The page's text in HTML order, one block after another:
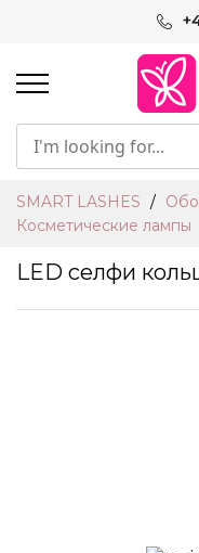
SMART LASHES
Косметические лампы
LED селфи